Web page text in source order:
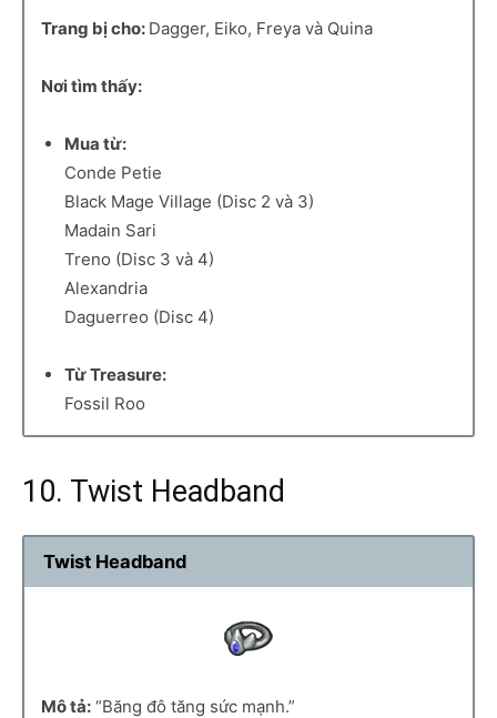
Trang bị cho: Dagger, Eiko, Freya và Quina
Nơi tìm thấy:
Mua từ:
Conde Petie
Black Mage Village (Disc 2 và 3)
Madain Sari
Treno (Disc 3 và 4)
Alexandria
Daguerreo (Disc 4)
Từ Treasure:
Fossil Roo
10. Twist Headband
Twist Headband
Mô tả: “Băng đô tăng sức mạnh.”